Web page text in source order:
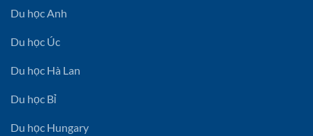
Du học Anh
Du học Úc
Du học Hà Lan
Du học Bỉ
Du học Hungary